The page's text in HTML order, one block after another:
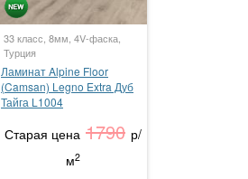
33 класс, 8мм, 4V-фаска,
Турция
Ламинат Alpine Floor
(Camsan) Legno Extra Дуб
Тайга L1004
Старая цена 1790 р/
м2